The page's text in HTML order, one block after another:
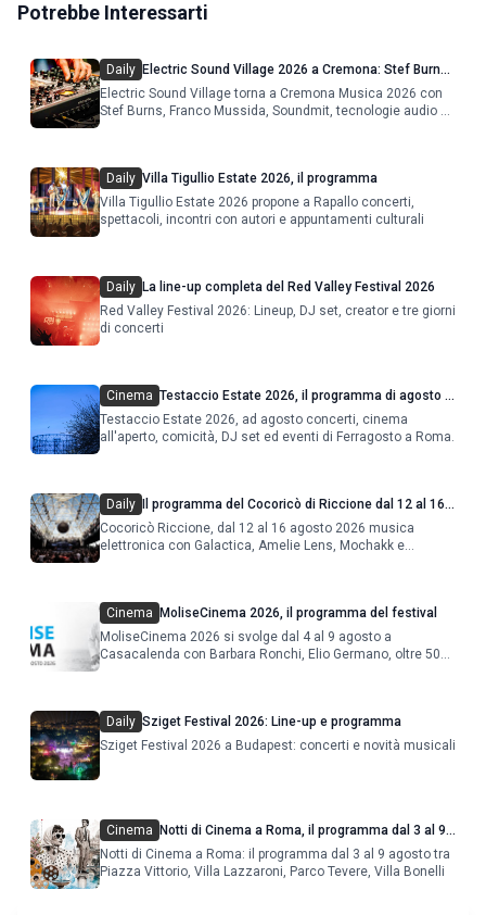
Potrebbe Interessarti
Daily Electric Sound Village 2026 a Cremona: Stef Burns,
Soundmit e Young Band Contest, il programma
Electric Sound Village torna a Cremona Musica 2026 con
Stef Burns, Franco Mussida, Soundmit, tecnologie audio e
Daily Villa Tigullio Estate 2026, il programma
Villa Tigullio Estate 2026 propone a Rapallo concerti,
spettacoli, incontri con autori e appuntamenti culturali
Daily La line-up completa del Red Valley Festival 2026
Red Valley Festival 2026: Lineup, DJ set, creator e tre giorni
di concerti
Cinema Testaccio Estate 2026, il programma di agosto e
Ferragosto
Testaccio Estate 2026, ad agosto concerti, cinema
all'aperto, comicità, DJ set ed eventi di Ferragosto a Roma.
Daily
Il programma del Cocoricò di Riccione dal 12 al 16
agosto 2026
Cocoricò Riccione, dal 12 al 16 agosto 2026 musica
elettronica con Galactica, Amelie Lens, Mochakk e
Cinema
MoliseCinema 2026, il programma del festival
MoliseCinema 2026 si svolge dal 4 al 9 agosto a
Casacalenda con Barbara Ronchi, Elio Germano, oltre 50
Daily Sziget Festival 2026: Line-up e programma
Sziget Festival 2026 a Budapest: concerti e novità musicali
Cinema
Notti di Cinema a Roma, il programma dal 3 al 9
agosto
Notti di Cinema a Roma: il programma dal 3 al 9 agosto tra
Piazza Vittorio, Villa Lazzaroni, Parco Tevere, Villa Bonelli